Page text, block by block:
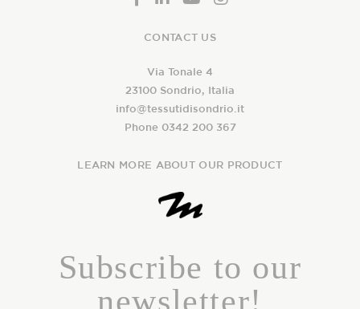
CONTACT US
Via Tonale 4
23100 Sondrio, Italia
info@tessutidisondrio.it
Phone 0342 200 367
LEARN MORE ABOUT OUR PRODUCT
Subscribe to our
newsletter!